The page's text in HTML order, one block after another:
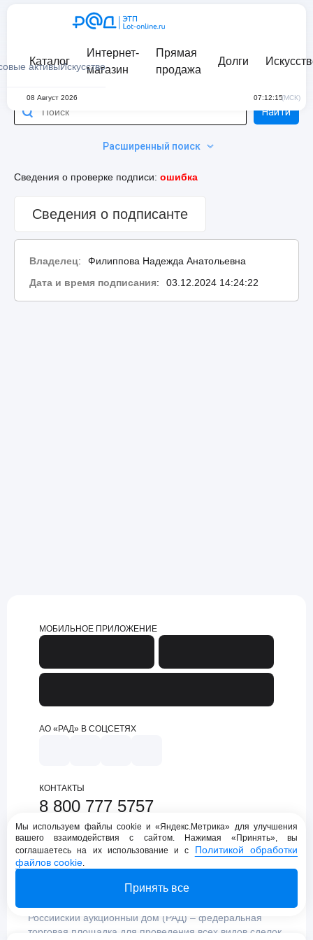
активыИскусство
Каталог
Интернет-
магазин
Прямая
продажа
Долги
08 Август 2026 07:12:15(МСК)
Расширенный поиск
Найти
Сведения о проверке подписи: ошибка
Сведения о подписанте
Владелец:
Филиппова Надежда Анатольевна
Дата и время подписания: 03.12.2024 14:24:22
МОБИЛЬНОЕ ПРИЛОЖЕНИЕ
АО «РАД» В СОЦСЕТЯХ
КОНТАКТЫ
8 800 777 5757
support@lot-online.ru
Техническая поддержка
Российский аукционный дом (РАД) – федеральная
торговая площадка для проведения всех видов сделок
Мы используем файлы cookie и «Яндекс.Метрика» для улучшения
вашего взаимодействия с сайтом. Нажимая «Принять», вы
соглашаетесь на их использование и с Политикой обработки
файлов cookie.
Принять все